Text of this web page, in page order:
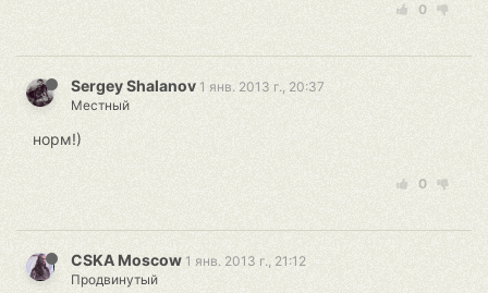
0
Sergey Shalanov 1 янв. 2013 г., 20:37
Местный
норм!)
0
CSKA Moscow 1 янв. 2013 г., 21:12
Продвинутый